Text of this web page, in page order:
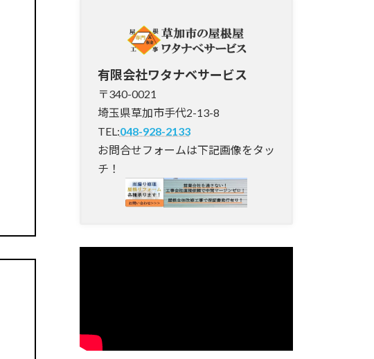
有限会社ワタナベサービス
〒340-0021
埼玉県草加市手代2-13-8
TEL:048-928-2133
お問合せフォームは下記画像をタッ
チ！